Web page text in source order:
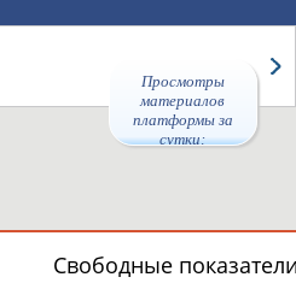
Просмотры
материалов
платформы за
сутки:
Свободные